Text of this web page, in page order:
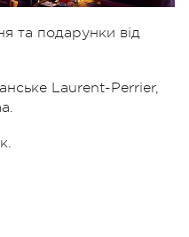
та подарунки від
Laurent-Perrier,